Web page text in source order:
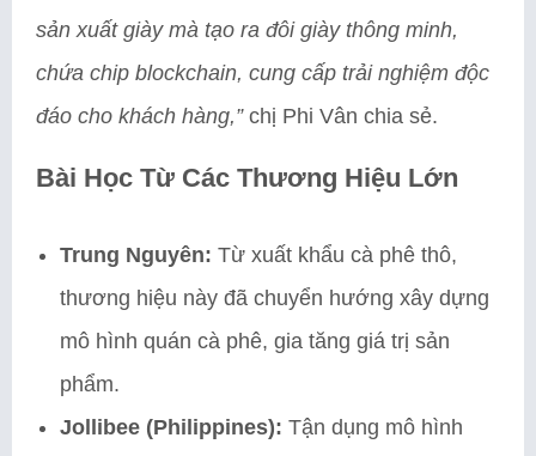
sản xuất giày mà tạo ra đôi giày thông minh,
chứa chip blockchain, cung cấp trải nghiệm độc
đáo cho khách hàng,”chị Phi Vân chia sẻ.
Bài Học Từ Các Thương Hiệu Lớn
Trung Nguyên: Từ xuất khẩu cà phê thô,
thương hiệu này đã chuyển hướng xây dựng
mô hình quán cà phê, gia tăng giá trị sản
phẩm.
Jollibee (Philippines): Tận dụng mô hình